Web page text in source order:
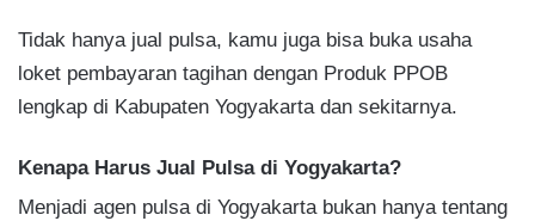
Tidak hanya jual pulsa, kamu juga bisa buka usaha
loket pembayaran tagihan dengan Produk PPOB
lengkap di Kabupaten Yogyakarta dan sekitarnya.
Kenapa Harus Jual Pulsa di Yogyakarta?
Menjadi agen pulsa di Yogyakarta bukan hanya tentang